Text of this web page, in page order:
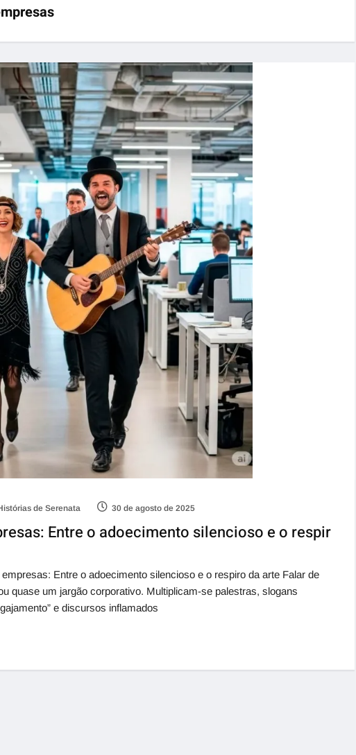
de Serenata 30 de agosto de 2025
Entre o adoecimento silencioso e o respir
Entre o adoecimento silencioso e o respiro da arte Falar de
quase um jargão corporativo. Multiplicam-se palestras, slogans
e discursos inflamados